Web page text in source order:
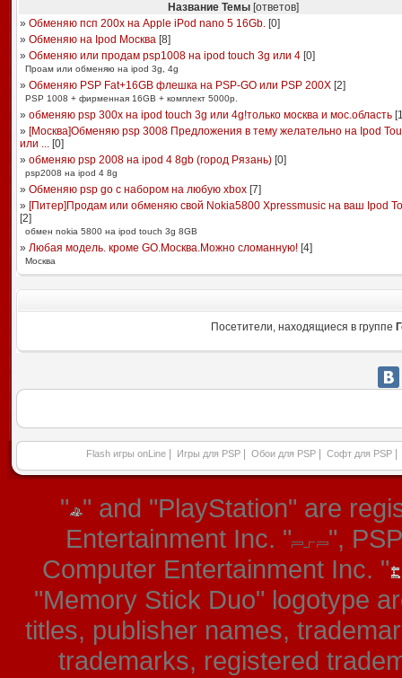
Название Темы[ответов]
» Обменяю псп 200х на Apple iPod nano 5 16Gb.[0]
» Обменяю на Ipod Москва[8]
» Обменяю или продам psp1008 на ipod touch 3g или 4[0]
Проам или обменяю на ipod 3g, 4g
» Обменяю PSP Fat+16GB флешка на PSP-GO или PSP 200X[2]
PSP 1008 + фирменная 16GB + комплект 5000р.
» обменяю psp 300x на ipod touch 3g или 4g!только москва и мос.область[
» [Москва]Обменяю psp 3008 Предложения в тему желательно на Ipod
или ...[0]
» обменяю psp 2008 на ipod 4 8gb (город Рязань)[0]
psp2008 на ipod 4 8g
» Обменяю psp go с набором на любую xbox[7]
» [Питер]Продам или обменяю свой Nokia5800 Xpressmusic на ваш Ipod
[2]
обмен nokia 5800 на ipod touch 3g 8GB
» Любая модель. кроме GO.Москва.Можно сломанную![4]
Москва
Посетители, находящиеся в группе
Flash игры onLine Игры для PSP Обои для PSP Софт для PSP
" " and "PlayStation" are
Entertainment Inc. "
",
Computer Entertainment Inc. "
"Memory Stick Duo" logotype
titles, publisher names,
trademarks, registered